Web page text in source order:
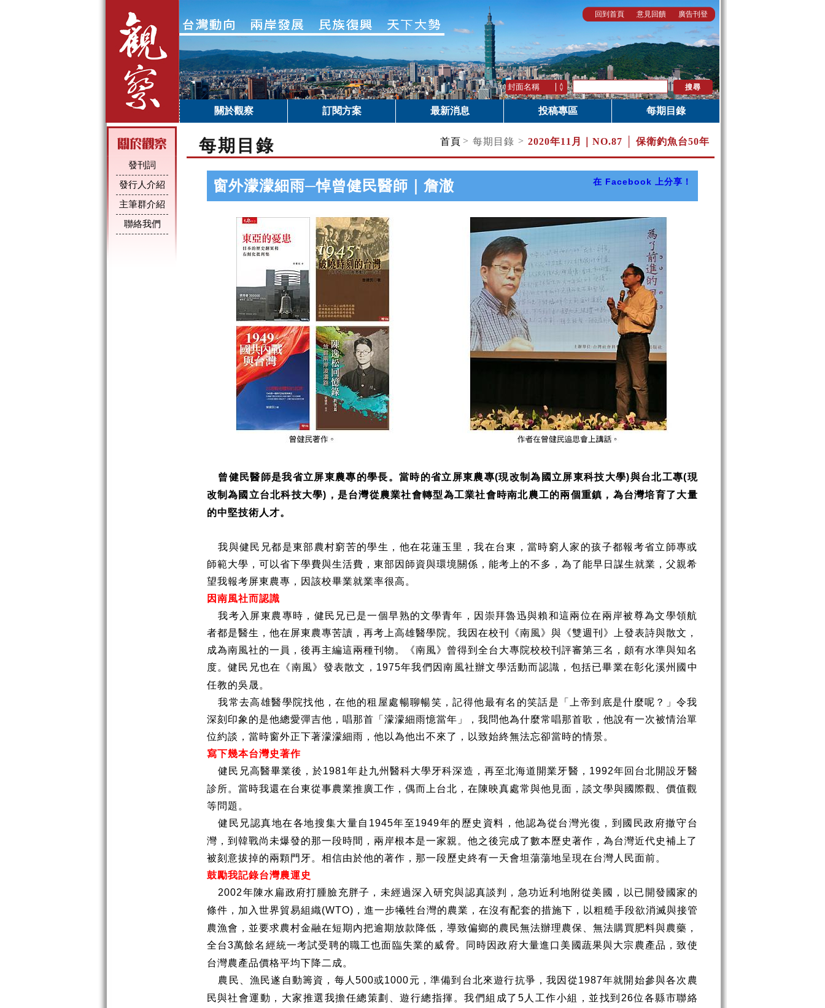
回到首頁 意見回饋 廣告刊登
關於觀察 訂閱方案 最新消息 投稿專區 每期目錄
發刊詞
發行人介紹
主筆群介紹
聯絡我們
每期目錄 首頁 > 每期目錄 > 2020年11月｜ NO.87 │ 保衛釣魚台50年
窗外濛濛細雨─悼曾健民醫師｜詹澈 在 Facebook 上分享！
曾健民醫師是我省立屏東農專的學長。當時的省立屏東農專(現改制為國立屏東科技大學)與台北工專(現
改制為國立台北科技大學) ，是台灣從農業社會轉型為工業社會時南北農工的兩個重鎮，為台灣培育了大量
的中堅技術人才。
我與健民兄都是東部農村窮苦的學生，他在花蓮玉里，我在台東，當時窮人家的孩子都報考省立師專或
師範大學，可以省下學費與生活費，東部因師資與環境關係，能考上的不多，為了能早日謀生就業，父親希
望我報考屏東農專，因該校畢業就業率很高。
因南風社而認識
我考入屏東農專時，健民兄已是一個早熟的文學青年，因崇拜魯迅與賴和這兩位在兩岸被尊為文學領航
者都是醫生，他在屏東農專苦讀，再考上高雄醫學院。我因在校刊《南風》與《雙週刊》上發表詩與散文，
成為南風社的一員，後再主編這兩種刊物。《南風》曾得到全台大專院校校刊評審第三名，頗有水準與知名
度。健民兄也在《南風》發表散文， 1975年我們因南風社辦文學活動而認識，包括已畢業在彰化溪州國中
任教的吳晟。
我常去高雄醫學院找他，在他的租屋處暢聊暢笑，記得他最有名的笑話是「上帝到底是什麼呢？」令我
深刻印象的是他總愛彈吉他，唱那首「濛濛細雨憶當年」，我問他為什麼常唱那首歌，他說有一次被情治單
位約談，當時窗外正下著濛濛細雨，他以為他出不來了，以致始終無法忘卻當時的情景。
寫下幾本台灣史著作
健民兄高醫畢業後，於1981年赴九州醫科大學牙科深造，再至北海道開業牙醫， 1992年回台北開設牙醫
診所。當時我還在台東從事農業推廣工作，偶而上台北，在陳映真處常與他見面，談文學與國際觀、價值觀
等問題。
健民兄認真地在各地搜集大量自 1945年至1949年的歷史資料，他認為從台灣光復，到國民政府撤守台
灣，到韓戰尚未爆發的那一段時間，兩岸根本是一家親。他之後完成了數本歷史著作，為台灣近代史補上了
被刻意拔掉的兩顆門牙。相信由於他的著作，那一段歷史終有一天會坦蕩蕩地呈現在台灣人民面前。
鼓勵我記錄台灣農運史
2002年陳水扁政府打腫臉充胖子，未經過深入研究與認真談判，急功近利地附從美國，以已開發國家的
條件，加入世界貿易組織(WTO) ，進一步犧牲台灣的農業，在沒有配套的措施下，以粗糙手段欲消滅與接管
農漁會，並要求農村金融在短期內把逾期放款降低，導致偏鄉的農民無法辦理農保、無法購買肥料與農藥，
全台3萬餘名經統一考試受聘的職工也面臨失業的威脅。同時因政府大量進口美國蔬果與大宗農產品，致使
台灣農產品價格平均下降二成。
農民、漁民遂自動籌資，每人500或1000元，準備到台北來遊行抗爭，我因從1987年就開始參與各次農
民與社會運動，大家推選我擔任總策劃、遊行總指揮。我們組成了 5人工作小組，並找到 26位各縣市聯絡